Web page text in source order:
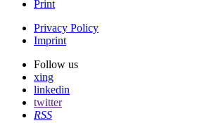
Print
Privacy Policy
Imprint
Follow us
xing
linkedin
twitter
RSS